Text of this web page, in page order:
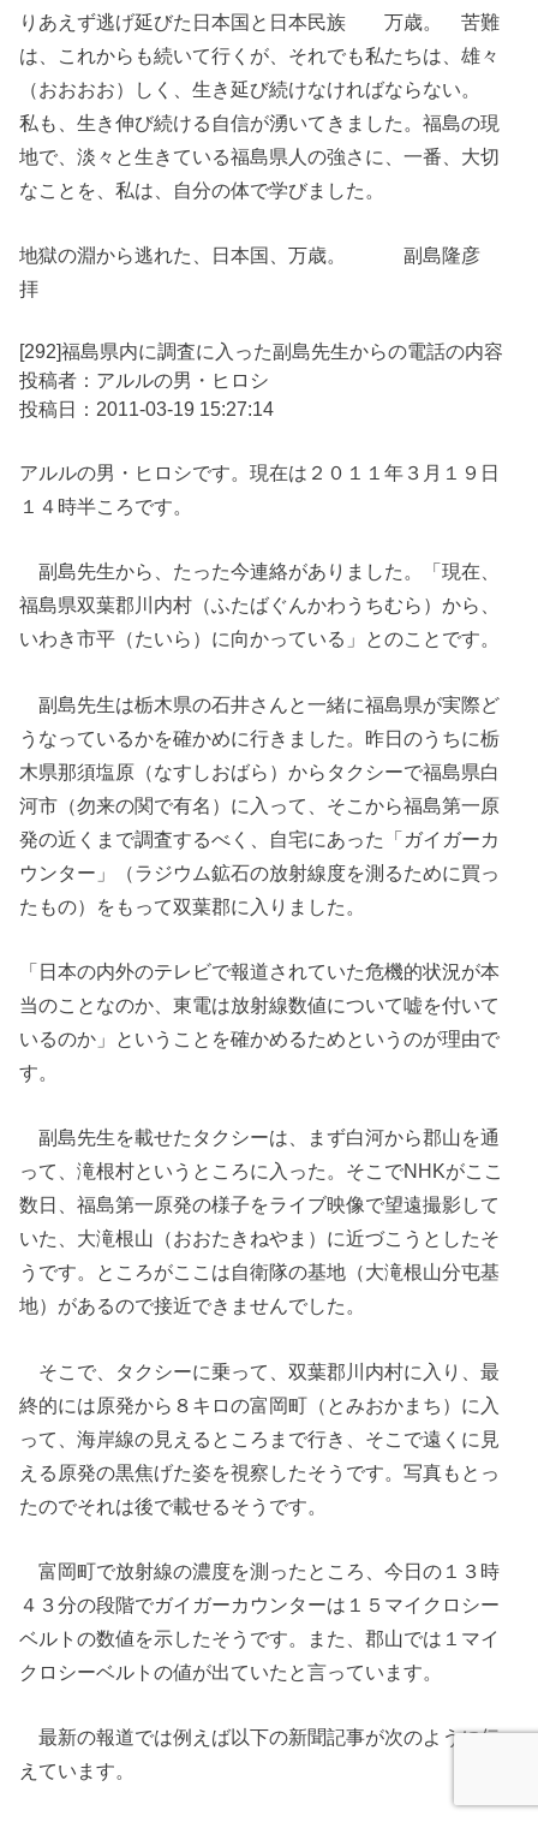
りあえず逃げ延びた日本国と日本民族 万歳。 苦難
は、これからも続いて行くが、それでも私たちは、雄々
（おおおお）しく、生き延び続けなければならない。
私も、生き伸び続ける自信が湧いてきました。福島の現
地で、淡々と生きている福島県人の強さに、一番、大切
なことを、私は、自分の体で学びました。
地獄の淵から逃れた、日本国、万歳。 副島隆彦
拝
[292]福島県内に調査に入った副島先生からの電話の内容
投稿者：アルルの男・ヒロシ
投稿日：2011-03-19 15:27:14
アルルの男・ヒロシです。現在は２０１１年３月１９日
１４時半ころです。
副島先生から、たった今連絡がありました。「現在、
福島県双葉郡川内村（ふたばぐんかわうちむら）から、
いわき市平（たいら）に向かっている」とのことです。
副島先生は栃木県の石井さんと一緒に福島県が実際ど
うなっているかを確かめに行きました。昨日のうちに栃
木県那須塩原（なすしおばら）からタクシーで福島県白
河市（勿来の関で有名）に入って、そこから福島第一原
発の近くまで調査するべく、自宅にあった「ガイガーカ
ウンター」（ラジウム鉱石の放射線度を測るために買っ
たもの）をもって双葉郡に入りました。
「日本の内外のテレビで報道されていた危機的状況が本
当のことなのか、東電は放射線数値について嘘を付いて
いるのか」ということを確かめるためというのが理由で
す。
副島先生を載せたタクシーは、まず白河から郡山を通
って、滝根村というところに入った。そこでNHKがここ
数日、福島第一原発の様子をライブ映像で望遠撮影して
いた、大滝根山（おおたきねやま）に近づこうとしたそ
うです。ところがここは自衛隊の基地（大滝根山分屯基
地）があるので接近できませんでした。
そこで、タクシーに乗って、双葉郡川内村に入り、最
終的には原発から８キロの富岡町（とみおかまち）に入
って、海岸線の見えるところまで行き、そこで遠くに見
える原発の黒焦げた姿を視察したそうです。写真もとっ
たのでそれは後で載せるそうです。
富岡町で放射線の濃度を測ったところ、今日の１３時
４３分の段階でガイガーカウンターは１５マイクロシー
ベルトの数値を示したそうです。また、郡山では１マイ
クロシーベルトの値が出ていたと言っています。
最新の報道では例えば以下の新聞記事が次のように伝
えています。